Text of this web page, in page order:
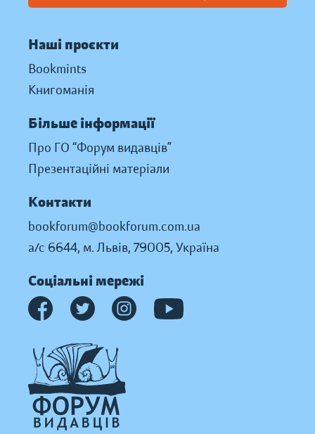
Наші проєкти
Bookmints
Книгоманія
Більше інформації
Про ГО “Форум видавців”
Презентаційні матеріали
Контакти
bookforum@bookforum.com.ua
а/с 6644, м. Львів, 79005, Україна
Соціальні мережі